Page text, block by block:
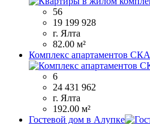
56
19 199 928
г. Ялта
82.00 м²
Комплекс апартаментов
6
24 431 962
г. Ялта
192.00 м²
Гостевой дом в Алупке